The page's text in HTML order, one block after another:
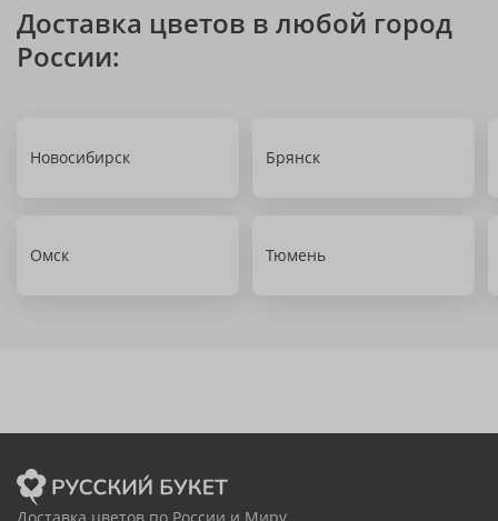
Доставка цветов в любой город
России:
Новосибирск Брянск
Омск Тюмень